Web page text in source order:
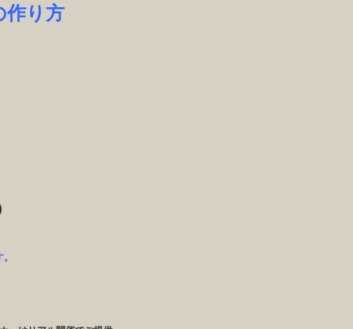
作り方